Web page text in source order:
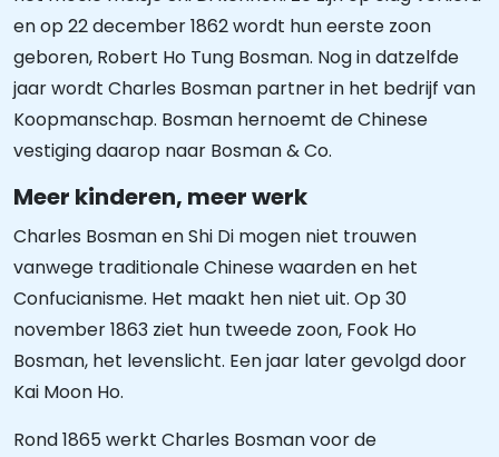
en op 22 december 1862 wordt hun eerste zoon
geboren, Robert Ho Tung Bosman. Nog in datzelfde
jaar wordt Charles Bosman partner in het bedrijf van
Koopmanschap. Bosman hernoemt de Chinese
vestiging daarop naar Bosman & Co.
Meer kinderen, meer werk
Charles Bosman en Shi Di mogen niet trouwen
vanwege traditionale Chinese waarden en het
Confucianisme. Het maakt hen niet uit. Op 30
november 1863 ziet hun tweede zoon, Fook Ho
Bosman, het levenslicht. Een jaar later gevolgd door
Kai Moon Ho.
Rond 1865 werkt Charles Bosman voor de